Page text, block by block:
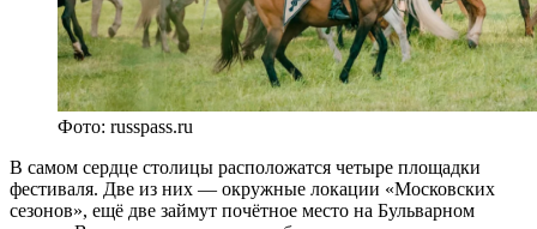
Фото: russpass.ru
В самом сердце столицы расположатся четыре площадки
фестиваля. Две из них — окружные локации «Московских
сезонов», ещё две займут почётное место на Бульварном